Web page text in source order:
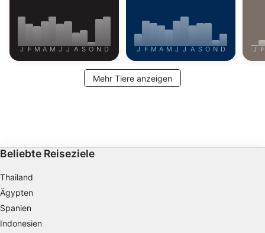
J F M A M J J A S O N D J F M A M J J A S O N D J F
Mehr Tiere anzeigen
Beliebte Reiseziele
Thailand
Ägypten
Spanien
Indonesien